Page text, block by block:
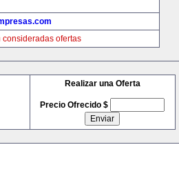
consideradas ofertas
Realizar una Oferta
Precio Ofrecido $